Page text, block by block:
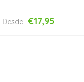
VER OPÇÕES
Desde €17,95